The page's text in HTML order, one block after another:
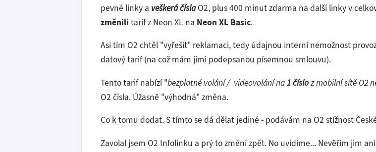
pevné linky a veškerá číslaO2, plus 400 minut zdarma na další linky v
změnili tarif z Neon XL na Neon XL Basic.
Asi tím O2 chtěl "vyřešit" reklamaci, tedy údajnou interní nemožnost
datový tarif (na což mám jimi podepsanou písemnou smlouvu).
Tento tarif nabízí "bezplatné volání / videovolání na1 čísloz mobilní sítě O2
O2 čísla. Úžasně "výhodná" změna.
Co k tomu dodat. S tímto se dá dělat jediné - podávám na O2 stížnost
Zavolal jsem O2 Infolinku a prý to změní zpět. No uvidíme... Nevěřím jim